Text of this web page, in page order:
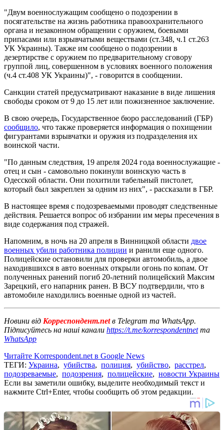
"Двум военнослужащим сообщено о подозрении в
посягательстве на жизнь работника правоохранительного
органа и незаконном обращении с оружием, боевыми
припасами или взрывчатыми веществами (ст.348, ч.1 ст.263
УК Украины). Также им сообщено о подозрении в
дезертирстве с оружием по предварительному сговору
группой лиц, совершенном в условиях военного положения
(ч.4 ст.408 УК Украины)", - говорится в сообщении.
Санкции статей предусматривают наказание в виде лишения
свободы сроком от 9 до 15 лет или пожизненное заключение.
В свою очередь, Государственное бюро расследований (ГБР)
сообщило, что также проверяется информация о похищении
фигурантами взрывчатки и оружия из подразделения их
воинской части.
"По данным следствия, 19 апреля 2024 года военнослужащие -
отец и сын - самовольно покинули воинскую часть в
Одесской области. Они похитили табельный пистолет,
который был закреплен за одним из них", - рассказали в ГБР.
В настоящее время с подозреваемыми проводят следственные
действия. Решается вопрос об избрании им меры пресечения в
виде содержания под стражей.
Напомним, в ночь на 20 апреля в Винницкой области двое
военных убили работника полиции и ранили еще одного.
Полицейские остановили для проверки автомобиль, а двое
находившихся в авто военных открыли огонь по копам. От
полученных ранений погиб 20-летний полицейский Максим
Зарецкий, его напарник ранен. В ВСУ подтвердили, что в
автомобиле находились военные одной из частей.
Новини від Корреспондент.netв Telegram та WhatsApp.
Підписуйтесь на наші канали https://t.me/korrespondentnetта
WhatsApp
Читайте Korrespondent.net в Google News
ТЕГИ: Украина, убийства, полиция, убийство, расстрел,
подозреваемые, подозрения, полицейские, новости Украины
Если вы заметили ошибку, выделите необходимый текст и
нажмите Ctrl+Enter, чтобы сообщить об этом редакции.